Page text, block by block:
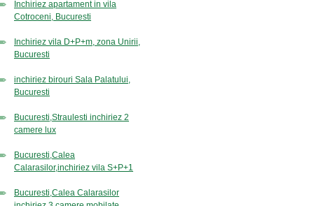
Inchiriez apartament in vila
Cotroceni, Bucuresti
Inchiriez vila D+P+m, zona Unirii,
Bucuresti
inchiriez birouri Sala Palatului,
Bucuresti
Bucuresti,Straulesti inchiriez 2
camere lux
Bucuresti,Calea
Calarasilor,inchiriez vila S+P+1
Bucuresti,Calea Calarasilor